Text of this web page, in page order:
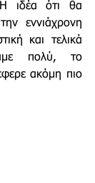
ιδέα ότι θα
εννιάχρονη
και τελικά
πολύ, το
ακόμη πιο